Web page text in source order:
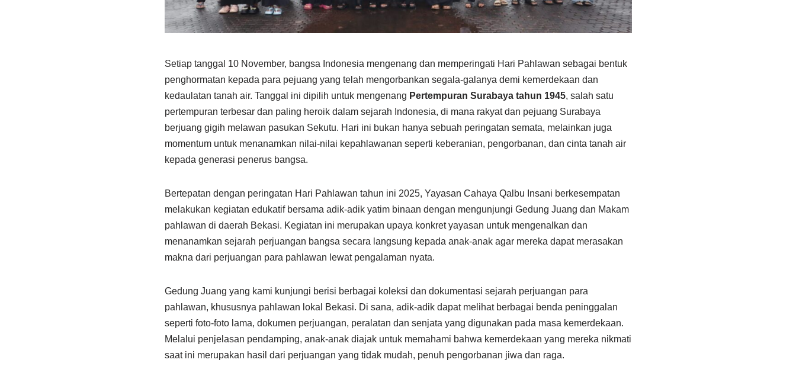
Setiap tanggal 10 November, bangsa Indonesia mengenang dan memperingati Hari Pahlawan sebagai bentuk
penghormatan kepada para pejuang yang telah mengorbankan segala-galanya demi kemerdekaan dan
kedaulatan tanah air. Tanggal ini dipilih untuk mengenang Pertempuran Surabaya tahun 1945, salah satu
pertempuran terbesar dan paling heroik dalam sejarah Indonesia, di mana rakyat dan pejuang Surabaya
berjuang gigih melawan pasukan Sekutu. Hari ini bukan hanya sebuah peringatan semata, melainkan juga
momentum untuk menanamkan nilai-nilai kepahlawanan seperti keberanian, pengorbanan, dan cinta tanah air
kepada generasi penerus bangsa.
Bertepatan dengan peringatan Hari Pahlawan tahun ini 2025, Yayasan Cahaya Qalbu Insani berkesempatan
melakukan kegiatan edukatif bersama adik-adik yatim binaan dengan mengunjungi Gedung Juang dan Makam
pahlawan di daerah Bekasi. Kegiatan ini merupakan upaya konkret yayasan untuk mengenalkan dan
menanamkan sejarah perjuangan bangsa secara langsung kepada anak-anak agar mereka dapat merasakan
makna dari perjuangan para pahlawan lewat pengalaman nyata.
Gedung Juang yang kami kunjungi berisi berbagai koleksi dan dokumentasi sejarah perjuangan para
pahlawan, khususnya pahlawan lokal Bekasi. Di sana, adik-adik dapat melihat berbagai benda peninggalan
seperti foto-foto lama, dokumen perjuangan, peralatan dan senjata yang digunakan pada masa kemerdekaan.
Melalui penjelasan pendamping, anak-anak diajak untuk memahami bahwa kemerdekaan yang mereka nikmati
saat ini merupakan hasil dari perjuangan yang tidak mudah, penuh pengorbanan jiwa dan raga.